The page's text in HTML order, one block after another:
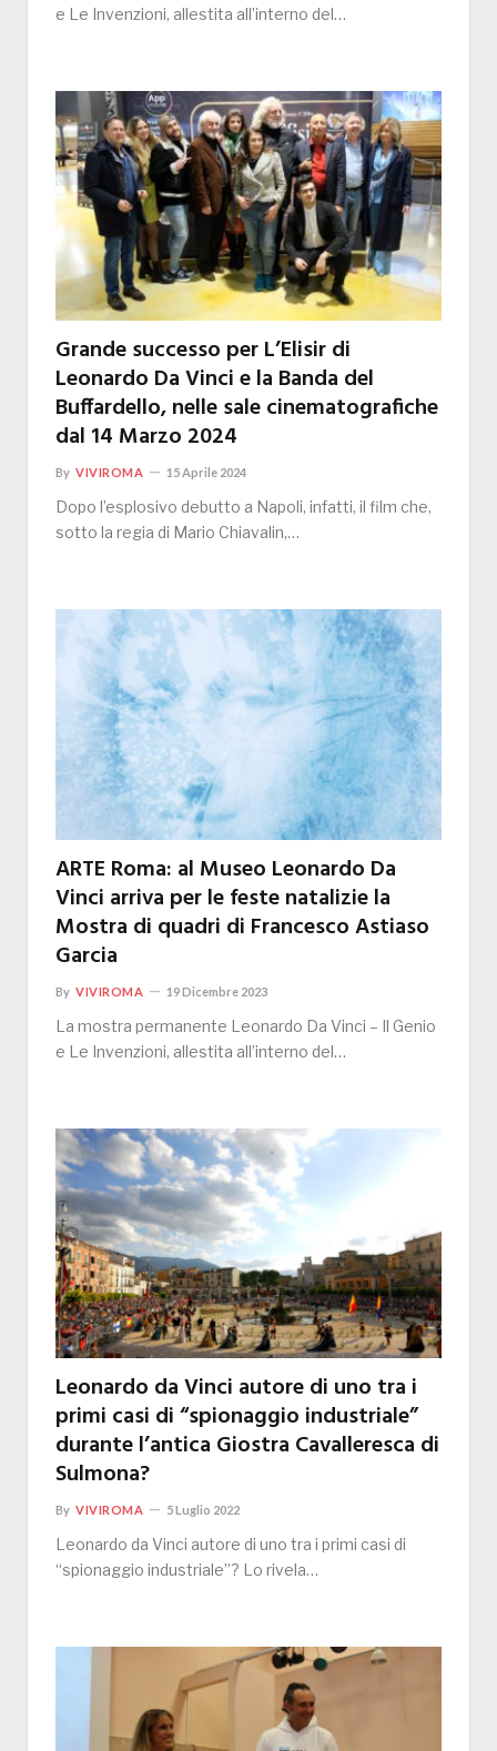
e Le Invenzioni, allestita all’interno del…
Grande successo per L’Elisir di
Leonardo Da Vinci e la Banda del
Buffardello, nelle sale cinematografiche
dal 14 Marzo 2024
By VIVIROMA 15 Aprile 2024
Dopo l’esplosivo debutto a Napoli, infatti, il film che,
sotto la regia di Mario Chiavalin,…
ARTE Roma: al Museo Leonardo Da
Vinci arriva per le feste natalizie la
Mostra di quadri di Francesco Astiaso
Garcia
By VIVIROMA 19 Dicembre 2023
La mostra permanente Leonardo Da Vinci – Il Genio
e Le Invenzioni, allestita all’interno del…
Leonardo da Vinci autore di uno tra i
primi casi di “spionaggio industriale”
durante l’antica Giostra Cavalleresca di
Sulmona?
By VIVIROMA 5 Luglio 2022
Leonardo da Vinci autore di uno tra i primi casi di
“spionaggio industriale”? Lo rivela…